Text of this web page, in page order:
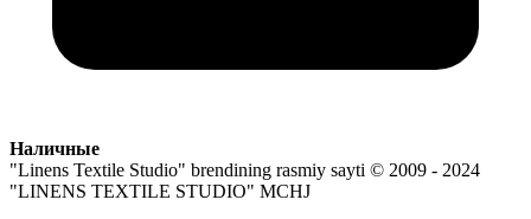
Наличные
"Linens Textile Studio" brendining rasmiy sayti © 2009 - 2024
"LINENS TEXTILE STUDIO" MCHJ